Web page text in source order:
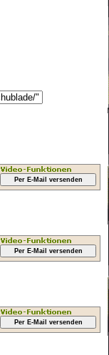
Per E-Mail versenden
Per E-Mail versenden
Per E-Mail versenden